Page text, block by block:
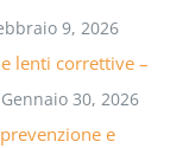
9, 2026
lenti correttive –
Gennaio 30, 2026
e